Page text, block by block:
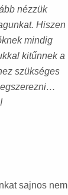
nézzük
Hiszen
mindig
kitűnnek a
szükséges
sajnos nem